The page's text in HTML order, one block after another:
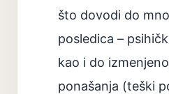
što dovodi do
posledica –
kao i do
ponašanja (teški